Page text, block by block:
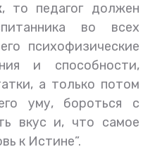
, то педагог должен
во всех
психофизические
и способности,
а только потом
уму, бороться с
вкус и, что самое
к Истине”.